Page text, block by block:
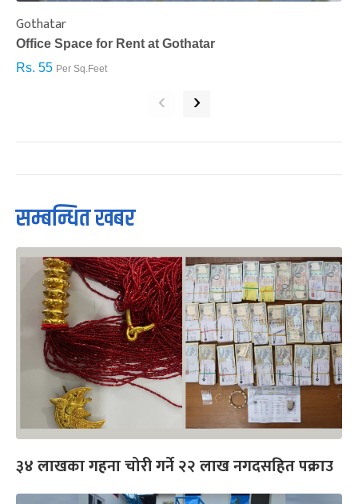
Gothatar
Office Space for Rent at Gothatar
Rs. 55 Per Sq.Feet
‹ ›
सम्बन्धित खबर
३४ लाखका गहना चोरी गर्ने २२ लाख नगदसहित पक्राउ